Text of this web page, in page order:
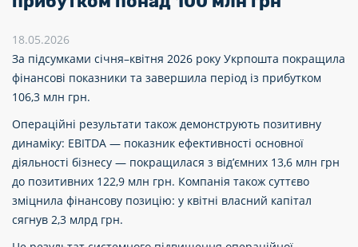
Кар’єра
Для бізнесу
18.05.2026
За підсумками січня–квітня 2026 року Укрпошта покращила
фінансові показники та завершила період із прибутком
106,3 млн грн.
Операційні результати також демонструють позитивну
динаміку: EBITDA — показник ефективності основної
діяльності бізнесу — покращилася з від’ємних 13,6 млн грн
до позитивних 122,9 млн грн. Компанія також суттєво
зміцнила фінансову позицію: у квітні власний капітал
сягнув 2,3 млрд грн.